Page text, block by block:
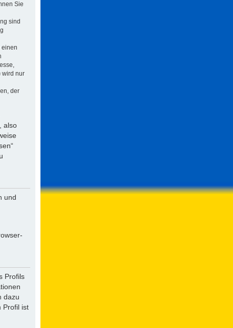
Sie
sind
einen
wird nur
der
also
und
Profils
dazu
Profil ist